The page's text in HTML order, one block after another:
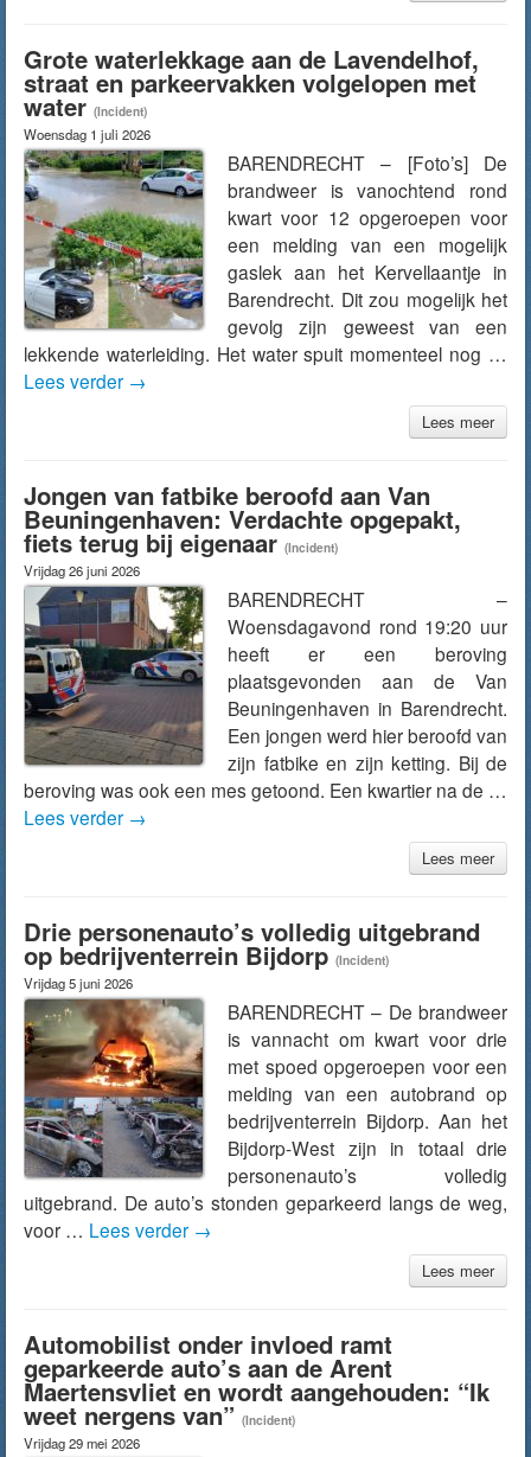
Grote waterlekkage aan de Lavendelhof,
straat en parkeervakken volgelopen met
water (Incident)
Woensdag 1 juli 2026
BARENDRECHT – [Foto’s] De
brandweer is vanochtend rond
kwart voor 12 opgeroepen voor
een melding van een mogelijk
gaslek aan het Kervellaantje in
Barendrecht. Dit zou mogelijk het
gevolg zijn geweest van een
lekkende waterleiding. Het water spuit momenteel nog …
Lees verder →
Lees meer
Jongen van fatbike beroofd aan Van
Beuningenhaven: Verdachte opgepakt,
fiets terug bij eigenaar (Incident)
Vrijdag 26 juni 2026
BARENDRECHT –
Woensdagavond rond 19:20 uur
heeft er een beroving
plaatsgevonden aan de Van
Beuningenhaven in Barendrecht.
Een jongen werd hier beroofd van
zijn fatbike en zijn ketting. Bij de
beroving was ook een mes getoond. Een kwartier na de …
Lees verder →
Lees meer
Drie personenauto’s volledig uitgebrand
op bedrijventerrein Bijdorp (Incident)
Vrijdag 5 juni 2026
BARENDRECHT – De brandweer
is vannacht om kwart voor drie
met spoed opgeroepen voor een
melding van een autobrand op
bedrijventerrein Bijdorp. Aan het
Bijdorp-West zijn in totaal drie
personenauto’s volledig
uitgebrand. De auto’s stonden geparkeerd langs de weg,
voor … Lees verder →
Lees meer
Automobilist onder invloed ramt
geparkeerde auto’s aan de Arent
Maertensvliet en wordt aangehouden: “Ik
weet nergens van” (Incident)
Vrijdag 29 mei 2026